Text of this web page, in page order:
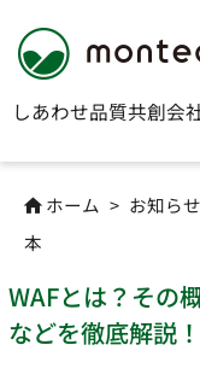
しあわせ品質共創会
 ホーム > お知らせ
本
WAFとは？その
などを徹底解説！